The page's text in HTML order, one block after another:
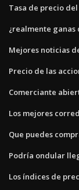
Tasa de precio
¿realmente ganas
Mejores noticias
Precio de las
Comerciante
Los mejores
Que puedes
Podría ondular
Los índices de